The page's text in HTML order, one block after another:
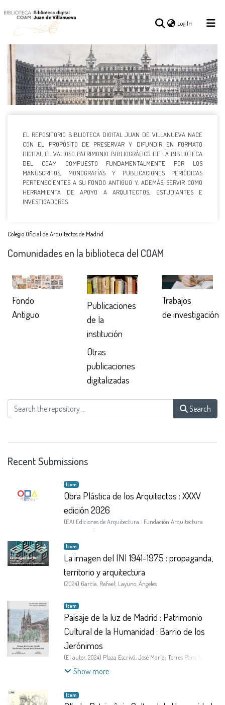
Log In (current)
Log In(current)
COMMUNITIES
&
ALL OF DSPACE
STATISTICS
Slide 2 of 12
EL REPOSITORIO BIBLIOTECA DIGITAL JUAN DE VILLANUEVA NACE
CON EL PROPÓSITO DE PRESERVAR Y DIFUNDIR EN FORMATO
DIGITAL EL VALIOSO PATRIMONIO BIBLIOGRÁFICO DE LA BIBLIOTECA
DEL COAM COMPUESTO FUNDAMENTALMENTE POR LOS
MANUSCRITOS, MONOGRAFÍAS Y PUBLICACIONES PERIÓDICAS
PERTENECIENTES A SU FONDO ANTIGUO Y, ADEMÁS, SERVIR COMO
HERRAMIENTA DE APOYO A ARQUITECTOS, ESTUDIANTES E
INVESTIGADORES.
Colegio Oficial de Arquitectos de Madrid
Comunidades en la biblioteca del COAM
Fondo
Antiguo
Publicaciones
de la
institución
Otras
publicaciones
digitalizadas
Trabajos
de investigación
Search
Recent Submissions
Item
Obra Plástica de los Arquitectos : XXXV
edición 2026
(EA! Ediciones de Arquitectura : Fundación Arquitectura
)
Item
La imagen del INI 1941-1975 : propaganda,
territorio y arquitectura
(2024) García, Rafael; Layuno, Ángeles
Item
Paisaje de la luz de Madrid : Patrimonio
Cultural de la Humanidad : Barrio de los
Jerónimos
(El autor, 2024) Plaza Escrivá, José María; Torres Paro, Sandra
MariaShow more
Item